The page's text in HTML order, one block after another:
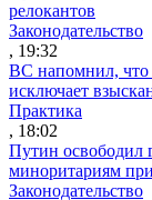
релокантов
Законодательство
, 19:32
ВС напомнил, что
исключает
Практика
, 18:02
Путин освободил
миноритариям
Законодательство